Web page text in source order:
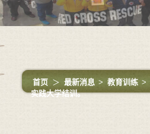
首页 ＞ 最新消息 > 教育训练 >
实践大学结训。